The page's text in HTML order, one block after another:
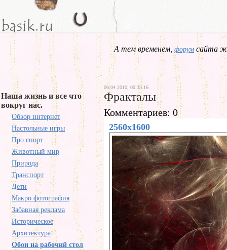
А тем временем,форум сайта
Наша жизнь и все что
вокруг нас.
Обзор интернет
Настольные игры
Про спорт
Животный мир
Природа
Транспорт
Дети
Макро фотография
Забавная реклама
Историческое
Архитектура
Обои на рабочий стол
06.04.2010, 00.33.16
Фракталы
Комментариев: 0
2560x1600